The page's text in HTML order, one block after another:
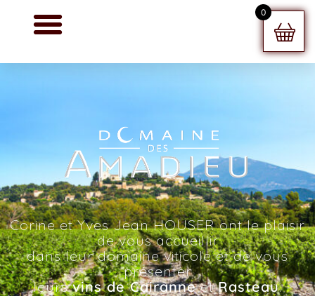
0
Corine et Yves Jean HOUSER ont le plaisir
de vous accueillir
dans leur domaine viticole et de vous
présenter
leursvins de CairanneetRasteau.